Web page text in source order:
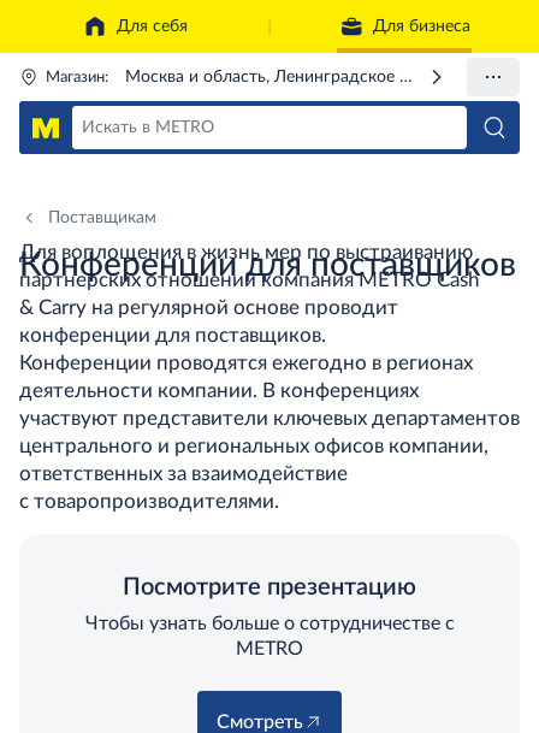
Для себя Для бизнеса
Магазин: Москва и область, Ленинградское ш., 71Г
Поставщикам
Конференции для поставщиков
Для воплощения в жизнь мер по выстраиванию
партнерских отношений компания METRO Cash
& Carry на регулярной основе проводит
конференции для поставщиков.
Конференции проводятся ежегодно в регионах
деятельности компании. В конференциях
участвуют представители ключевых департаментов
центрального и региональных офисов компании,
ответственных за взаимодействие
с товаропроизводителями.
Посмотрите презентацию
Чтобы узнать больше о сотрудничестве с
METRO
Смотреть